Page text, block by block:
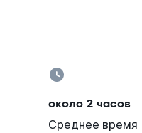
около 2 часов
Среднее время